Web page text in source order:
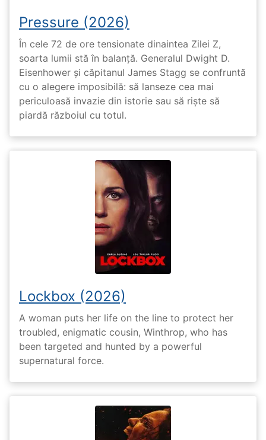
Pressure (2026)
În cele 72 de ore tensionate dinaintea Zilei Z,
soarta lumii stă în balanță. Generalul Dwight D.
Eisenhower și căpitanul James Stagg se confruntă
cu o alegere imposibilă: să lanseze cea mai
periculoasă invazie din istorie sau să riște să
piardă războiul cu totul.
Lockbox (2026)
A woman puts her life on the line to protect her
troubled, enigmatic cousin, Winthrop, who has
been targeted and hunted by a powerful
supernatural force.